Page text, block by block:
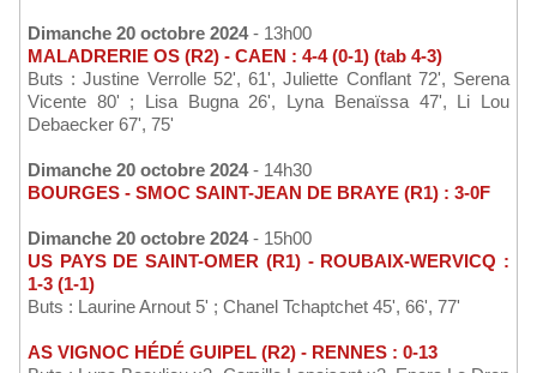
Dimanche 20 octobre 2024- 13h00
MALADRERIE OS (R2) - CAEN : 4-4 (0-1) (tab 4-3)
Buts : Justine Verrolle 52', 61', Juliette Conflant 72', Serena
Vicente 80' ; Lisa Bugna 26', Lyna Benaïssa 47', Li Lou
Debaecker 67', 75'
Dimanche 20 octobre 2024- 14h30
BOURGES - SMOC SAINT-JEAN DE BRAYE (R1) : 3-0F
Dimanche 20 octobre 2024- 15h00
US PAYS DE SAINT-OMER (R1) - ROUBAIX-WERVICQ :
1-3 (1-1)
Buts : Laurine Arnout 5' ; Chanel Tchaptchet 45', 66', 77'
AS VIGNOC HÉDÉ GUIPEL (R2) - RENNES : 0-13